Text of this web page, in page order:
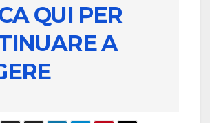
QUI PER
A